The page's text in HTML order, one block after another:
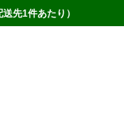
先1件あたり）